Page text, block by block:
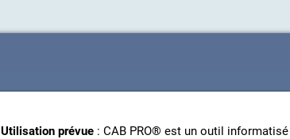
Utilisation prévue : CAB PRO® est un outil